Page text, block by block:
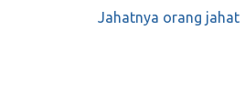
Jahatnya orang jahat